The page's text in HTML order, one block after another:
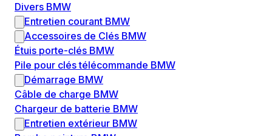
Divers BMW
Entretien courant BMW
Accessoires de Clés BMW
Étuis porte-clés BMW
Pile pour clés télécommande BMW
Démarrage BMW
Câble de charge BMW
Chargeur de batterie BMW
Entretien extérieur BMW